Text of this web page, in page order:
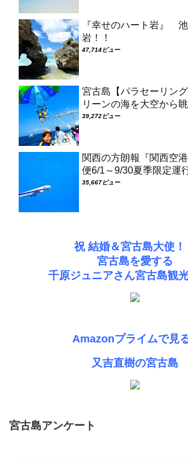
『幸せのハート岩』
岩！！
47,714ビュー
宮古島【パラセーリン
リーンの海を大空から
39,272ビュー
関西の方朗報『関西空
便6/1～9/30夏季限定運
35,667ビュー
祝 結婚＆宮古島大使！
宮古島を愛する
千原ジュニアさん宮古島観
Amazonプライムで見
又吉直樹の宮古島
宮古島アンケート